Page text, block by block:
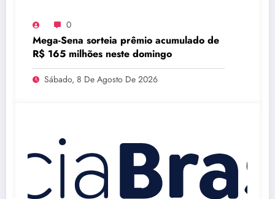
0
Mega-Sena sorteia prêmio acumulado de
R$ 165 milhões neste domingo
Sábado, 8 De Agosto De 2026